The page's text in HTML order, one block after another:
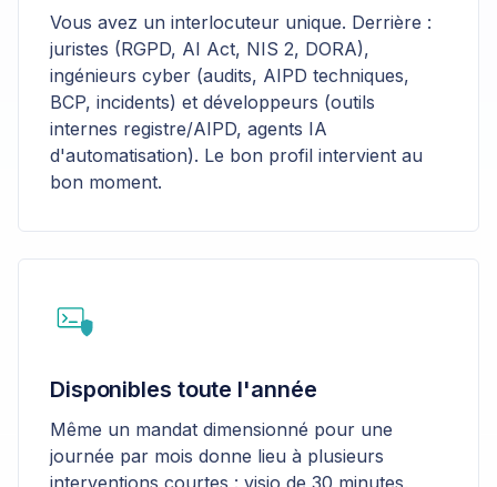
Vous avez un interlocuteur unique. Derrière :
juristes (RGPD, AI Act, NIS 2, DORA),
ingénieurs cyber (audits, AIPD techniques,
BCP, incidents) et développeurs (outils
internes registre/AIPD, agents IA
d'automatisation). Le bon profil intervient au
bon moment.
Disponibles toute l'année
Même un mandat dimensionné pour une
journée par mois donne lieu à plusieurs